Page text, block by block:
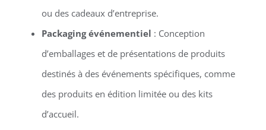
ou des cadeaux d’entreprise.
Packaging événementiel : Conception
d’emballages et de présentations de produits
destinés à des événements spécifiques, comme
des produits en édition limitée ou des kits
d’accueil.